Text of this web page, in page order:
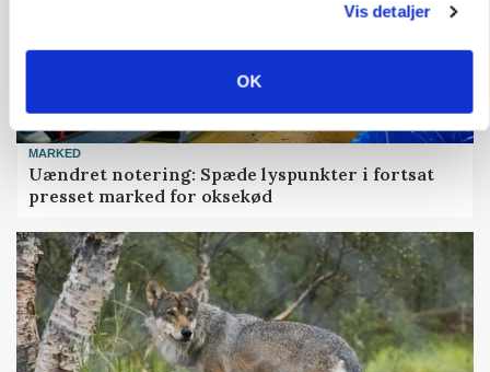
Vis detaljer
OK
MARKED
Uændret notering: Spæde lyspunkter i fortsat
presset marked for oksekød